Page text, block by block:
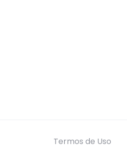
Termos de Uso